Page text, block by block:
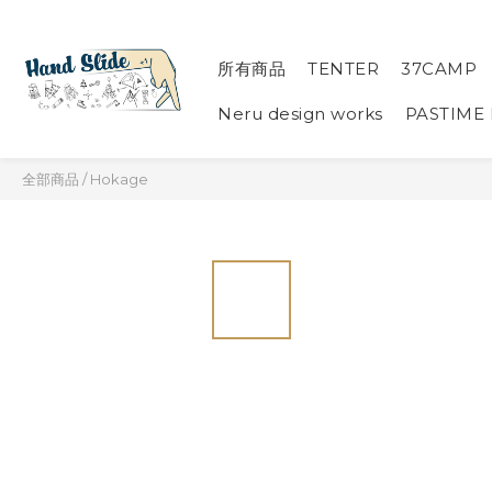
所有商品 TENTER 37CAMP
Neru design works PASTIME
全部商品 /Hokage